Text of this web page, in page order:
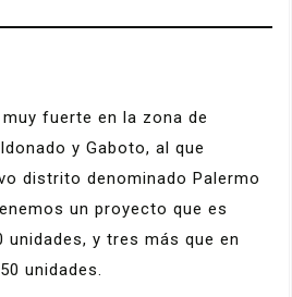
fuerte en la zona de
y Gaboto, al que
distrito denominado Palermo
un proyecto que es
unidades, y tres más que en
unidades.